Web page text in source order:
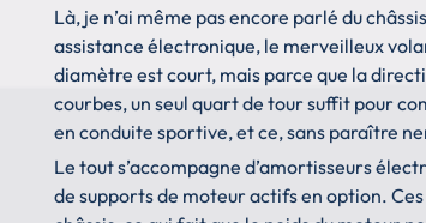
Là, je n’ai même pas encore parlé du
assistance électronique, le merveilleux
diamètre est court, mais parce que la
courbes, un seul quart de tour suffit pour
en conduite sportive, et ce, sans paraître
Le tout s’accompagne d’amortisseurs
de supports de moteur actifs en option.